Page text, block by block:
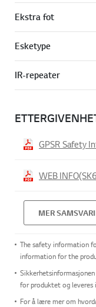
Ekstra fot
Esketype
IR-repeater
GPSR Safety
WEB
MER
The safety information
information for the
for produktet og leveres
For å lære mer om